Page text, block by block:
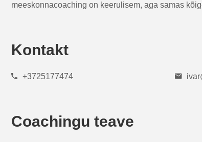
meeskonnacoaching on keerulisem, aga samas
Kontakt
+3725177474
Coachingu teave